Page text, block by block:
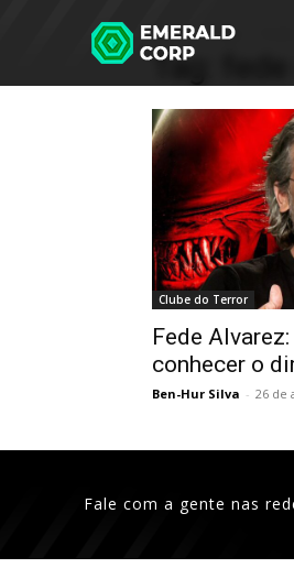
Home Tags
Tag: fede
Clube do Terror
Fede
conhecer o
Ben-Hur Silva - 26 de
Fale com a gente nas